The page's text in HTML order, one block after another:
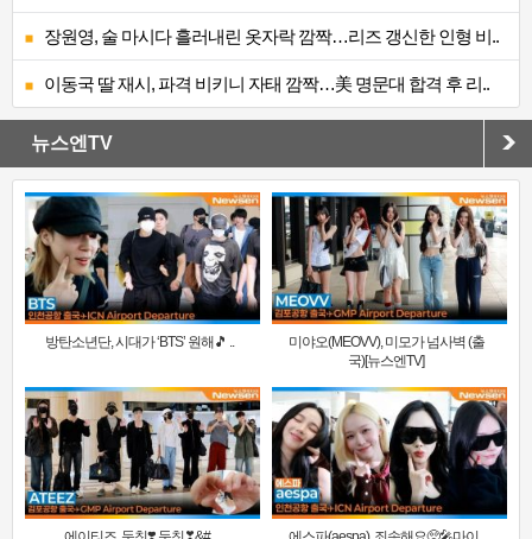
장원영, 술 마시다 흘러내린 옷자락 깜짝…리즈 갱신한 인형 비..
이동국 딸 재시, 파격 비키니 자태 깜짝…美 명문대 합격 후 리..
뉴스엔TV
방탄소년단, 시대가 ‘BTS’ 원해🎵 ..
미야오(MEOVV), 미모가 넘사벽 (출
국)[뉴스엔TV]